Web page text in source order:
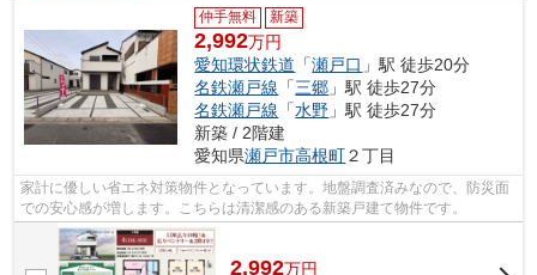
仲手無料 新築
2,992万円
愛知環状鉄道 「瀬戸口 」駅 徒歩20分
名鉄瀬戸線 「三郷 」駅 徒歩27分
名鉄瀬戸線 「水野 」駅 徒歩27分
新築 / 2階建
愛知県瀬戸市高根町２丁目
家計に優しい省エネ対策物件となっています。地盤調査済みなので、防災面
での安心感が増します。こちらは清潔感のある新築戸建て物件です。
2,992万円